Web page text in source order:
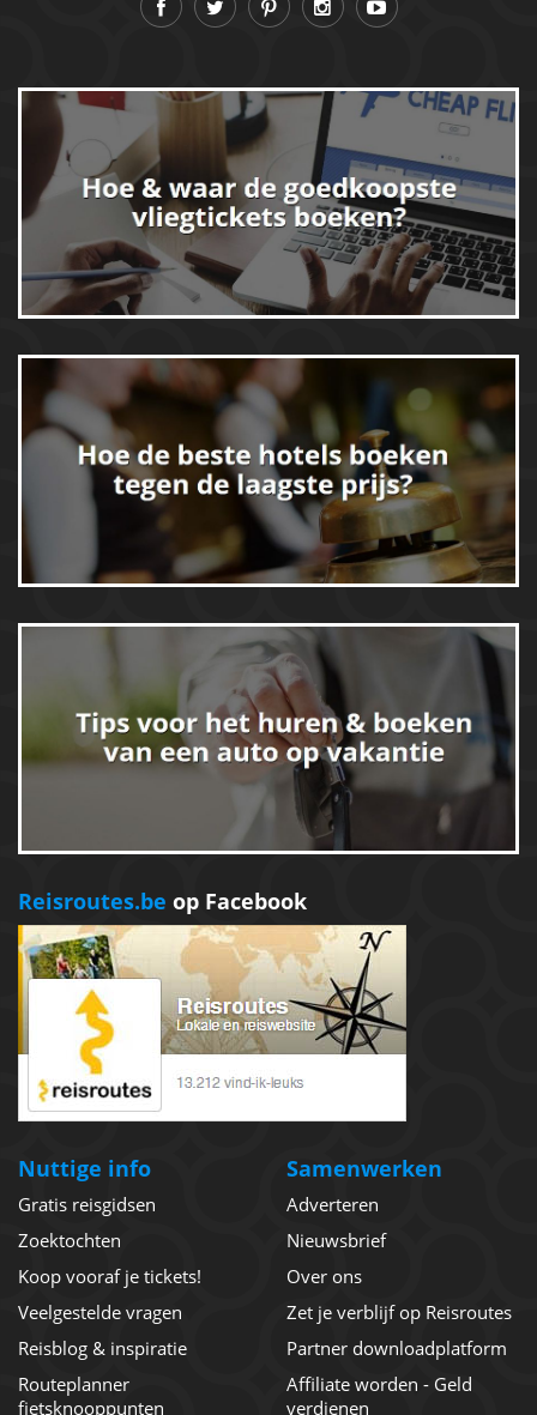
Reisroutes.be op Facebook
Nuttige info
Gratis reisgidsen
Zoektochten
Koop vooraf je tickets!
Veelgestelde vragen
Reisblog & inspiratie
Routeplanner
fietsknooppunten
Samenwerken
Adverteren
Nieuwsbrief
Over ons
Zet je verblijf op Reisroutes
Partner downloadplatform
Affiliate worden - Geld
verdienen